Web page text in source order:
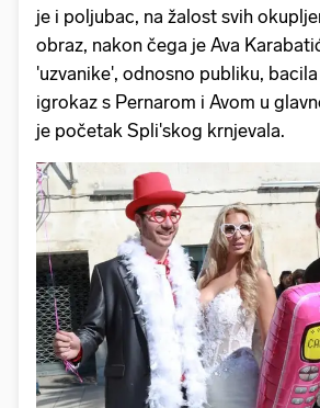
je i poljubac, na žalost svih
obraz, nakon čega je Ava
'uzvanike', odnosno publiku,
igrokaz s Pernarom i Avom u
je početak Spli'skog krnjevala.